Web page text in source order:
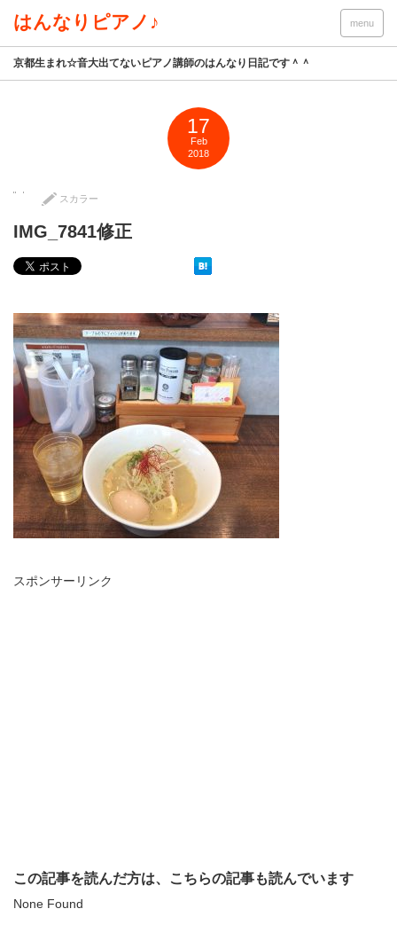
はんなりピアノ♪ menu
京都生まれ☆音大出てないピアノ講師のはんなり日記です＾＾
17
Feb
2018
スカラー
IMG_7841修正
スポンサーリンク
この記事を読んだ方は、こちらの記事も読んでいます
None Found